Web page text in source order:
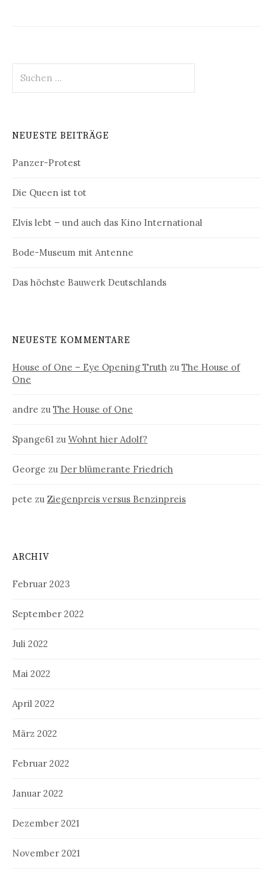
nach:
NEUESTE BEITRÄGE
Panzer-Protest
Die Queen ist tot
Elvis lebt – und auch das Kino International
Bode-Museum mit Antenne
Das höchste Bauwerk Deutschlands
NEUESTE KOMMENTARE
House of One – Eye Opening Truth zu The House of
One
andre zu The House of One
Spange61 zu Wohnt hier Adolf?
George zu Der blümerante Friedrich
pete zu Ziegenpreis versus Benzinpreis
ARCHIV
Februar 2023
September 2022
Juli 2022
Mai 2022
April 2022
März 2022
Februar 2022
Januar 2022
Dezember 2021
November 2021